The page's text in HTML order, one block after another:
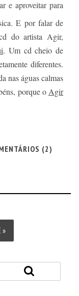
e aproveitar para
E por falar de
do artista Agir,
. Um cd cheio de
diferentes.
nas águas calmas
porque o Agir
(2)
»